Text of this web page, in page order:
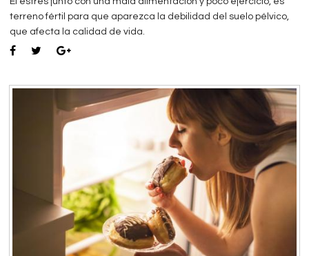
terreno fértil para que aparezca la debilidad del suelo pélvico,
que afecta la calidad de vida.